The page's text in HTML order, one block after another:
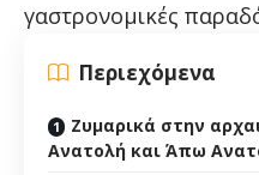
γαστρονομικές
Περιεχόμενα
Ζυμαρικά στην
Ανατολή και Άπω